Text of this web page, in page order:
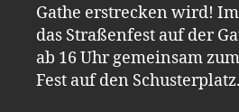
Gathe erstrecken wird!
das Straßenfest auf der
ab 16 Uhr gemeinsam
Fest auf den Schusterplatz.